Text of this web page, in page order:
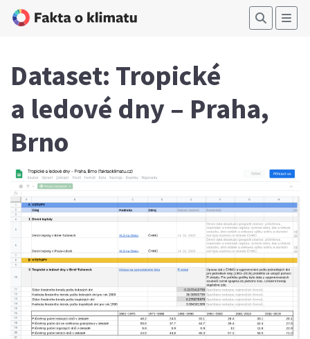
Dataset: Tropické
a ledové dny – Praha,
Brno